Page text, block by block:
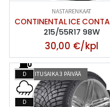
NASTARENKAAT
215/55R17 98W
30,00 €/kpl
TOIMITUSAIKA 3 PÄIVÄÄ
D
D